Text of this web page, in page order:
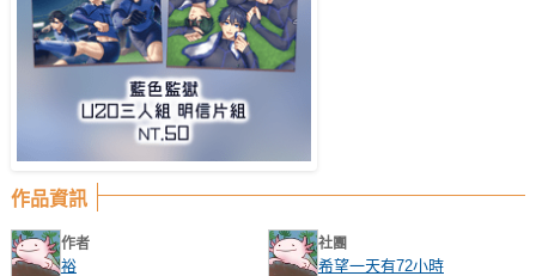
註冊會員
登入
作品資訊
作者
裕
社團
希望一天有72小時